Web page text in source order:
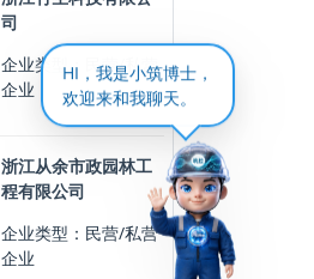
HI，我是小筑博士，
欢迎来和我聊天。
司
企业类型：民营/私营
企业
浙江从余市政园林工
程有限公司
企业类型：民营/私营
企业